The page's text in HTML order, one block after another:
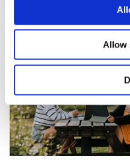
Allow
1–
Elförbrukning och